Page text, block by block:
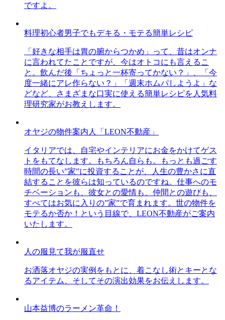
ですよ。
料理初心者男子でもデキる・モテる簡単レシピ
「好きな相手は胃の腑からつかめ」って、昔はオンナ
に言われてたことですが、今はオトコにも言えるこ
と。飲んだ後「ちょっと一杯寄ってかない？」、「今
度一緒にアレ作らない？」「週末ホムパしようよ」な
どなど、さまざまな口実に使える簡単レシピを人気料
理研究家がお教えします。
オヤジの物件案内人「LEON不動産」
イタリアでは、自宅やインテリアにお金をかけてゲス
トをもてなします。もちろん自らも。もっとも過ごす
時間の長い”家”に投資することが、人生の豊かさに直
結することを彼らは知っているのですね。仕事へのモ
チベーションも、彼女との愛情も、仲間との遊びも、
すべてはお気に入りの”家”で育まれます。世の物件を
モテるか否か！という目線で、LEON不動産がご案内
いたします。
人の服見て我が服直せ
お洒落オヤジの実例をもとに、着こなし術とキーとな
るアイテム、そしてその演出効果をお伝えします。
山本益博のラーメン革命！